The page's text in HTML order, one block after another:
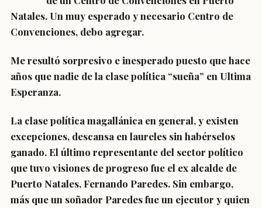
Natales. Un muy esperado y necesario Centro de
Convenciones, debo agregar.
Me resultó sorpresivo e inesperado puesto que hace
años que nadie de la clase política “sueña” en Ultima
Esperanza.
La clase política magallánica en general, y existen
excepciones, descansa en laureles sin habérselos
ganado. El último representante del sector político
que tuvo visiones de progreso fue el ex alcalde de
Puerto Natales, Fernando Paredes. Sin embargo,
más que un soñador Paredes fue un ejecutor y quien